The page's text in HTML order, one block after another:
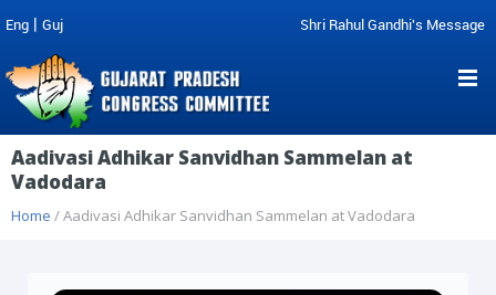
Eng | Guj Shri Rahul Gandhi's Message
Aadivasi Adhikar Sanvidhan Sammelan at
Vadodara
Home / Aadivasi Adhikar Sanvidhan Sammelan at Vadodara